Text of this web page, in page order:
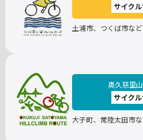
サイク
土浦市、つくば市など
奥久慈里
サイク
大子町、常陸太田市